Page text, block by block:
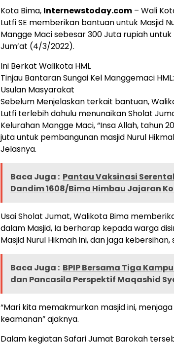
Kota Bima, Internewstoday.com – Wali
Lutfi SE memberikan bantuan untuk Masjid
Mangge Maci sebesar 300 Juta rupiah
Jum’at (4/3/2022).
Ini Berkat Walikota HML
Tinjau Bantaran Sungai Kel Manggemaci
Usulan Masyarakat
Sebelum Menjelaskan terkait bantuan,
Lutfi terlebih dahulu menunaikan Sholat
Kelurahan Mangge Maci, “Insa Allah, tahun
juta untuk pembangunan masjid Nurul
Jelasnya.
Baca Juga : Pantau Vaksinasi
Dandim 1608/Bima Himbau Jajaran
Usai Sholat Jumat, Walikota Bima
dalam Masjid, Ia berharap kepada warga
Masjid Nurul Hikmah ini, dan jaga
Baca Juga : BPIP Bersama Tiga
dan Pancasila Perspektif Maqashid
“Mari kita memakmurkan masjid ini,
keamanan” ajaknya.
Dalam kegiatan Safari Jumat Barokah